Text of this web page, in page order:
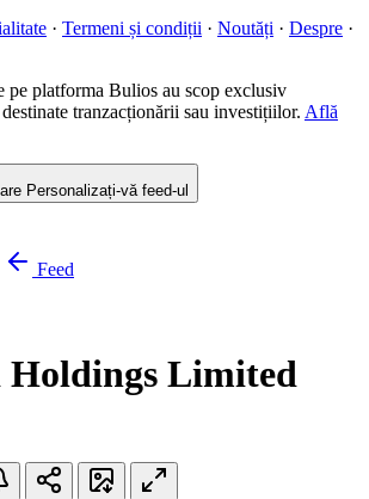
· Termeni și condiții · Noutăți · Despre ·
pe platforma Bulios au scop exclusiv
tranzacționării sau investițiilor. Află
Personalizați-vă feed-ul
Feed
Holdings Limited